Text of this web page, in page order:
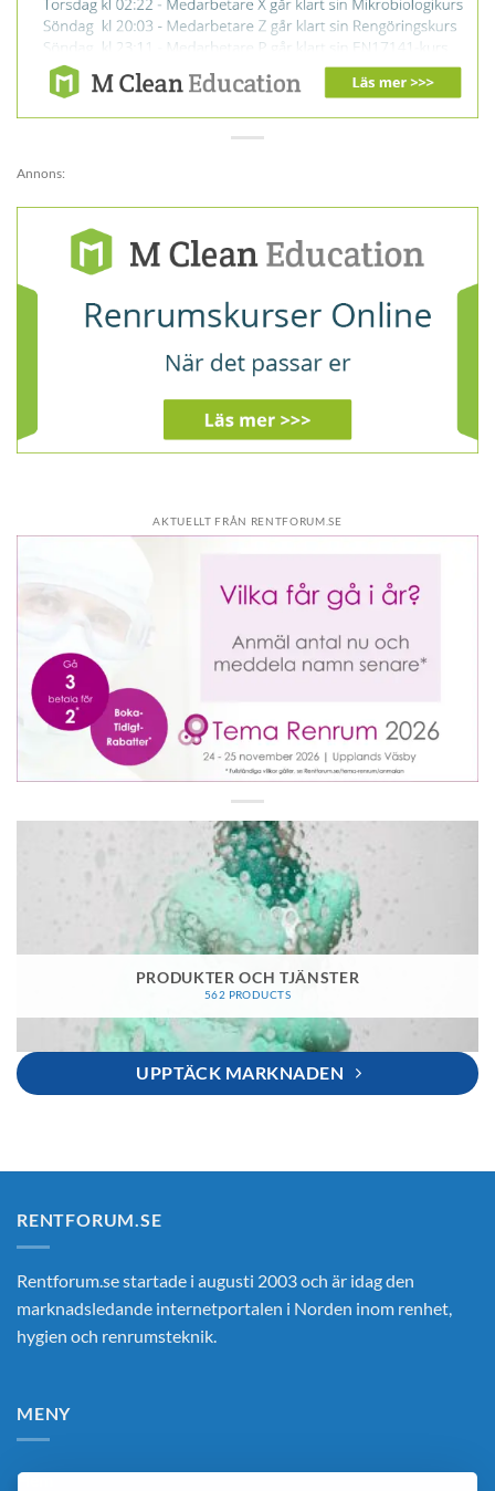
Annons:
AKTUELLT FRÅN RENTFORUM.SE
PRODUKTER OCH TJÄNSTER
562 PRODUCTS
UPPTÄCK MARKNADEN
RENTFORUM.SE
Rentforum.se startade i augusti 2003 och är idag den
marknadsledande internetportalen i Norden inom renhet,
hygien och renrumsteknik.
MENY
Hem